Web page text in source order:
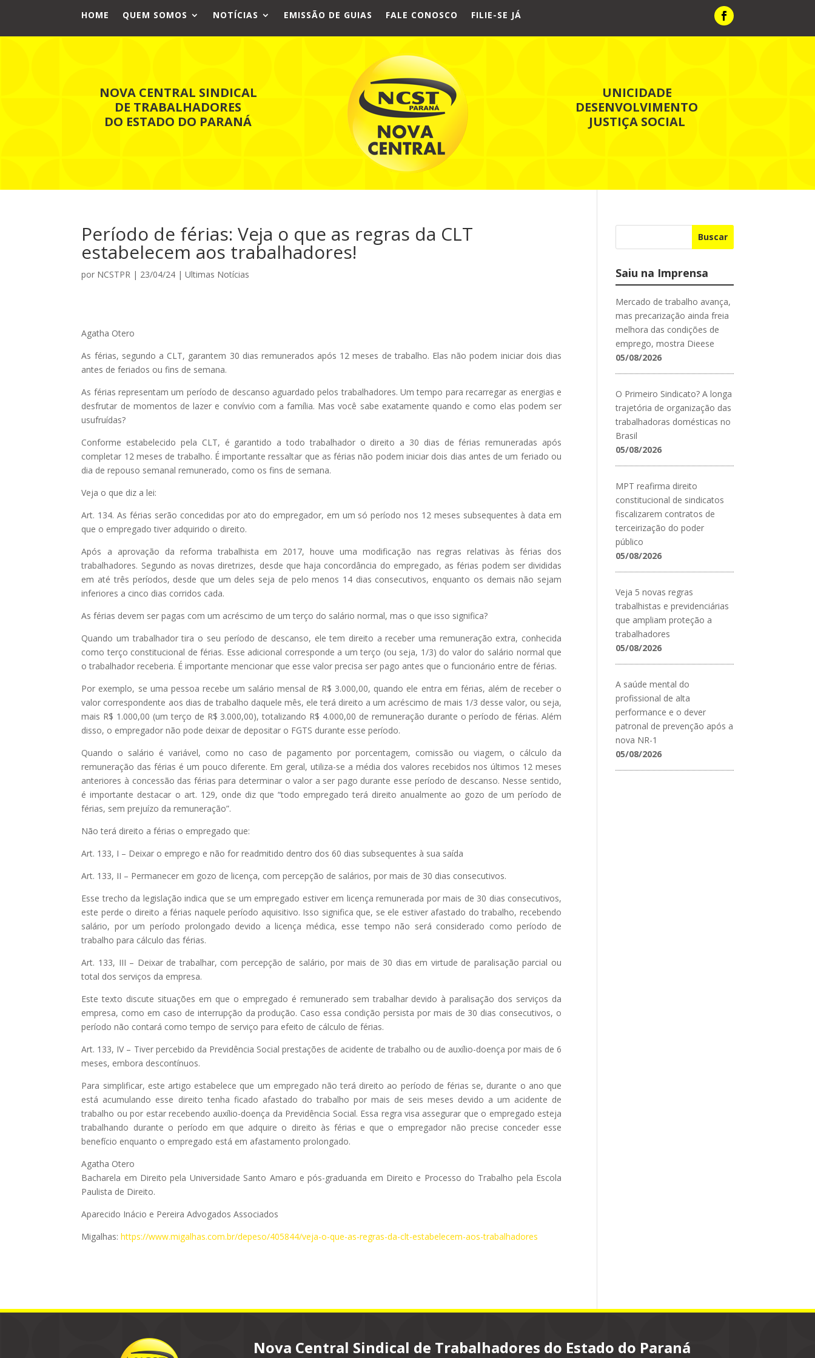
HOME QUEM SOMOS NOTÍCIAS EMISSÃO DE GUIAS FALE CONOSCO FILIE-SE JÁ
NOVA CENTRAL SINDICAL
DE TRABALHADORES
DO ESTADO DO PARANÁ
UNICIDADE
DESENVOLVIMENTO
JUSTIÇA SOCIAL
Período de férias: Veja o que as regras da CLT
estabelecem aos trabalhadores!
por NCSTPR | 23/04/24 |Ultimas Notícias
Agatha Otero
As férias, segundo a CLT, garantem 30 dias remunerados após 12 meses de trabalho. Elas não podem iniciar dois dias
antes de feriados ou fins de semana.
As férias representam um período de descanso aguardado pelos trabalhadores. Um tempo para recarregar as energias e
desfrutar de momentos de lazer e convívio com a família. Mas você sabe exatamente quando e como elas podem ser
usufruídas?
Conforme estabelecido pela CLT, é garantido a todo trabalhador o direito a 30 dias de férias remuneradas após
completar 12 meses de trabalho. É importante ressaltar que as férias não podem iniciar dois dias antes de um feriado ou
dia de repouso semanal remunerado, como os fins de semana.
Veja o que diz a lei:
Art. 134. As férias serão concedidas por ato do empregador, em um só período nos 12 meses subsequentes à data em
que o empregado tiver adquirido o direito.
Após a aprovação da reforma trabalhista em 2017, houve uma modificação nas regras relativas às férias dos
trabalhadores. Segundo as novas diretrizes, desde que haja concordância do empregado, as férias podem ser divididas
em até três períodos, desde que um deles seja de pelo menos 14 dias consecutivos, enquanto os demais não sejam
inferiores a cinco dias corridos cada.
As férias devem ser pagas com um acréscimo de um terço do salário normal, mas o que isso significa?
Quando um trabalhador tira o seu período de descanso, ele tem direito a receber uma remuneração extra, conhecida
como terço constitucional de férias. Esse adicional corresponde a um terço (ou seja, 1/3) do valor do salário normal que
o trabalhador receberia. É importante mencionar que esse valor precisa ser pago antes que o funcionário entre de férias.
Por exemplo, se uma pessoa recebe um salário mensal de R$ 3.000,00, quando ele entra em férias, além de receber o
valor correspondente aos dias de trabalho daquele mês, ele terá direito a um acréscimo de mais 1/3 desse valor, ou seja,
mais R$ 1.000,00 (um terço de R$ 3.000,00), totalizando R$ 4.000,00 de remuneração durante o período de férias. Além
disso, o empregador não pode deixar de depositar o FGTS durante esse período.
Quando o salário é variável, como no caso de pagamento por porcentagem, comissão ou viagem, o cálculo da
remuneração das férias é um pouco diferente. Em geral, utiliza-se a média dos valores recebidos nos últimos 12 meses
anteriores à concessão das férias para determinar o valor a ser pago durante esse período de descanso. Nesse sentido,
é importante destacar o art. 129, onde diz que “todo empregado terá direito anualmente ao gozo de um período de
férias, sem prejuízo da remuneração”.
Não terá direito a férias o empregado que:
Art. 133, I – Deixar o emprego e não for readmitido dentro dos 60 dias subsequentes à sua saída
Art. 133, II – Permanecer em gozo de licença, com percepção de salários, por mais de 30 dias consecutivos.
Esse trecho da legislação indica que se um empregado estiver em licença remunerada por mais de 30 dias consecutivos,
este perde o direito a férias naquele período aquisitivo. Isso significa que, se ele estiver afastado do trabalho, recebendo
salário, por um período prolongado devido a licença médica, esse tempo não será considerado como período de
trabalho para cálculo das férias.
Art. 133, III – Deixar de trabalhar, com percepção de salário, por mais de 30 dias em virtude de paralisação parcial ou
total dos serviços da empresa.
Este texto discute situações em que o empregado é remunerado sem trabalhar devido à paralisação dos serviços da
empresa, como em caso de interrupção da produção. Caso essa condição persista por mais de 30 dias consecutivos, o
período não contará como tempo de serviço para efeito de cálculo de férias.
Art. 133, IV – Tiver percebido da Previdência Social prestações de acidente de trabalho ou de auxílio-doença por mais de 6
meses, embora descontínuos.
Para simplificar, este artigo estabelece que um empregado não terá direito ao período de férias se, durante o ano que
está acumulando esse direito tenha ficado afastado do trabalho por mais de seis meses devido a um acidente de
trabalho ou por estar recebendo auxílio-doença da Previdência Social. Essa regra visa assegurar que o empregado esteja
trabalhando durante o período em que adquire o direito às férias e que o empregador não precise conceder esse
benefício enquanto o empregado está em afastamento prolongado.
Agatha Otero
Bacharela em Direito pela Universidade Santo Amaro e pós-graduanda em Direito e Processo do Trabalho pela Escola
Paulista de Direito.
Aparecido Inácio e Pereira Advogados Associados
Migalhas:https://www.migalhas.com.br/depeso/405844/veja-o-que-as-regras-da-clt-estabelecem-aos-trabalhadores
Buscar
Saiu na Imprensa
Mercado de trabalho avança,
mas precarização ainda freia
melhora das condições de
emprego, mostra Dieese
05/08/2026
O Primeiro Sindicato? A longa
trajetória de organização das
trabalhadoras domésticas no
Brasil
05/08/2026
MPT reafirma direito
constitucional de sindicatos
fiscalizarem contratos de
terceirização do poder
público
05/08/2026
Veja 5 novas regras
trabalhistas e previdenciárias
que ampliam proteção a
trabalhadores
05/08/2026
A saúde mental do
profissional de alta
performance e o dever
patronal de prevenção após a
nova NR-1
05/08/2026
Nova Central Sindical de Trabalhadores do Estado do Paraná